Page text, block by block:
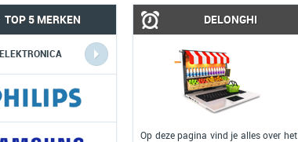
TOP 5 MERKEN
ELEKTRONICA COMPUTERS
2
DELONGHI
Op deze pagina vind je alles over het